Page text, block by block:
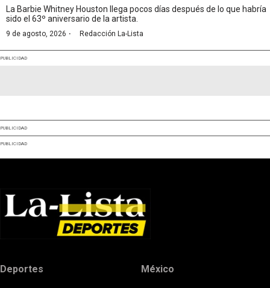
La Barbie Whitney Houston llega pocos días después de lo que habría
sido el 63º aniversario de la artista.
9 de agosto, 2026 · Redacción La-Lista
PUBLICIDAD
PUBLICIDAD
PUBLICIDAD
Deportes México